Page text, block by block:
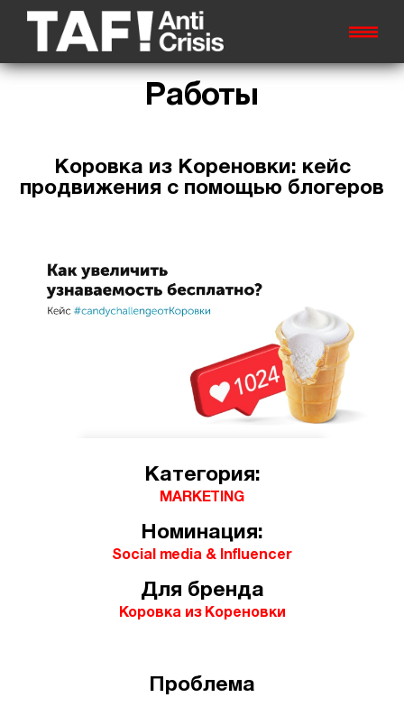
Работы
Коровка из Кореновки: кейс
продвижения с помощью блогеров
Категория:
MARKETING
Номинация:
Social media & Influencer
Для бренда
Коровка из Кореновки
Проблема